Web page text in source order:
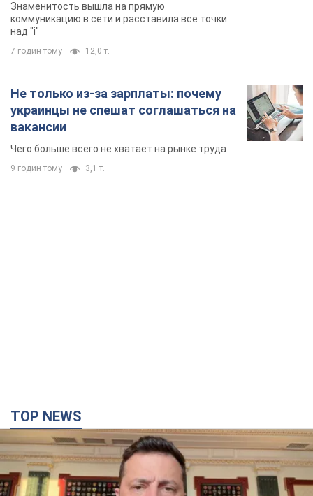
Знаменитость вышла на прямую
коммуникацию в сети и расставила все точки
над "i"
7 годин тому 12,0 т.
Не только из-за зарплаты: почему
украинцы не спешат соглашаться на
вакансии
Чего больше всего не хватает на рынке труда
9 годин тому 3,1 т.
TOP NEWS